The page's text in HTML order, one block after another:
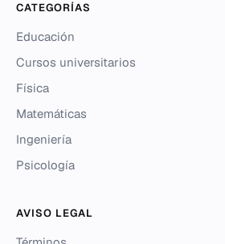
CATEGORÍAS
Educación
Cursos universitarios
Física
Matemáticas
Ingeniería
Psicología
AVISO LEGAL